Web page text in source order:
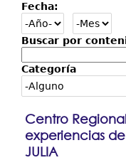
Fecha:
Buscar por
Categoría
Centro
experiencias
JULIA